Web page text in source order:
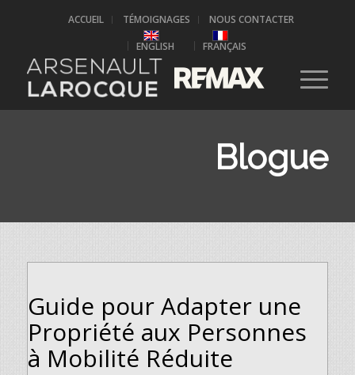
ACCUEIL TÉMOIGNAGES
NOUS CONTACTER
ENGLISH
FRANÇAIS
Blogue
Guide pour Adapter une
Propriété aux Personnes
à Mobilité Réduite